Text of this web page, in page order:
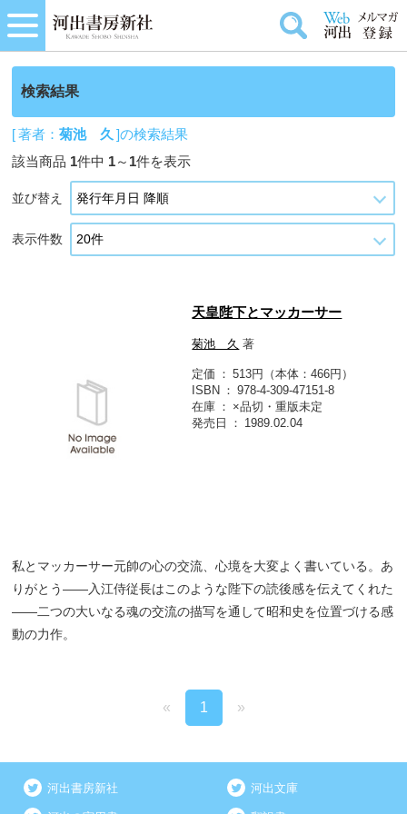
検索結果
[ 著者：菊池 久 ]の検索結果
該当商品 1件中 1～ 1件を表示
並び替え
表示件数
天皇陛下とマッカーサー
菊池 久 著
定価
513円（本体：466円）
ISBN
978-4-309-47151-8
在庫
×品切・重版未定
発売日
1989.02.04
私とマッカーサー元帥の心の交流、心境を大変よく書いている。あ
りがとう――入江侍従長はこのような陛下の読後感を伝えてくれた
――二つの大いなる魂の交流の描写を通して昭和史を位置づける感
動の力作。
« 1 »
河出書房新社 河出文庫